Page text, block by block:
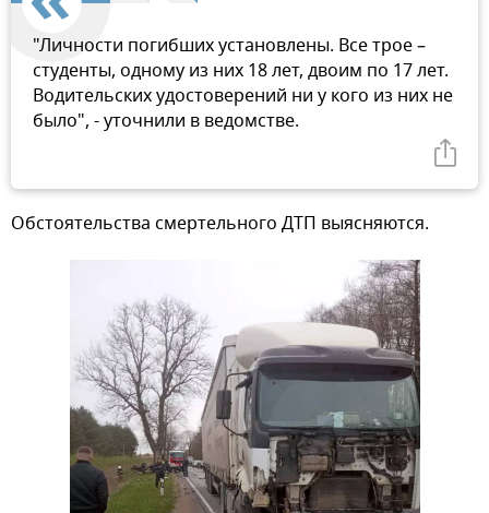
"Личности погибших установлены. Все трое –
студенты, одному из них 18 лет, двоим по 17 лет.
Водительских удостоверений ни у кого из них не
было", - уточнили в ведомстве.
Обстоятельства смертельного ДТП выясняются.